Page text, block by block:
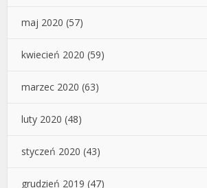
maj 2020 (57)
kwiecień 2020 (59)
marzec 2020 (63)
luty 2020 (48)
styczeń 2020 (43)
grudzień 2019 (47)